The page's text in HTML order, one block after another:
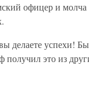
офицер и молча
делаете успехи!
получил это из